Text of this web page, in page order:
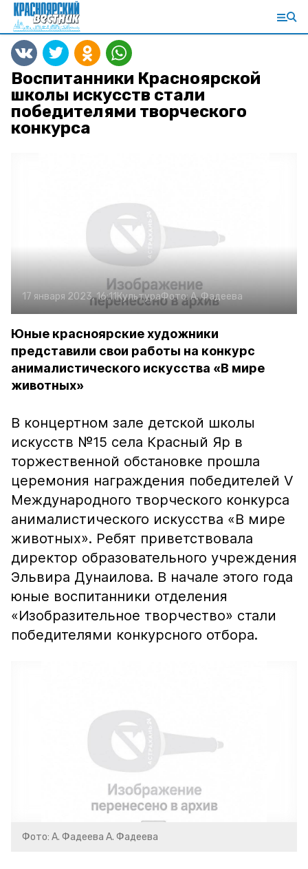
Воспитанники Красноярской
школы искусств стали
победителями творческого
конкурса
17 января 2023, 16:11КультураФото:А. Фадеева
Юные красноярские художники
представили свои работы на конкурс
анималистического искусства «В мире
животных»
В концертном зале детской школы
искусств №15 села Красный Яр в
торжественной обстановке прошла
церемония награждения победителей V
Международного творческого конкурса
анималистического искусства «В мире
животных». Ребят приветствовала
директор образовательного учреждения
Эльвира Дунаилова. В начале этого года
юные воспитанники отделения
«Изобразительное творчество» стали
победителями конкурсного отбора.
Фото: А. Фадеева А. Фадеева